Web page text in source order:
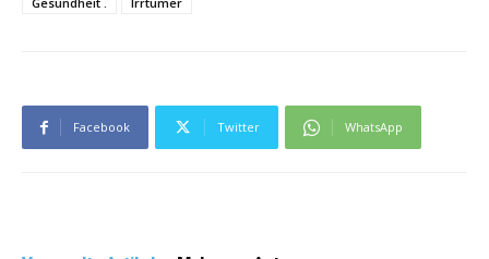
Facebook Twitter WhatsApp